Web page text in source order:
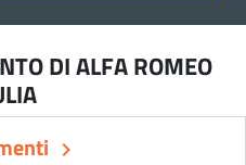
DI ALFA ROMEO
keyboard_arrow_right